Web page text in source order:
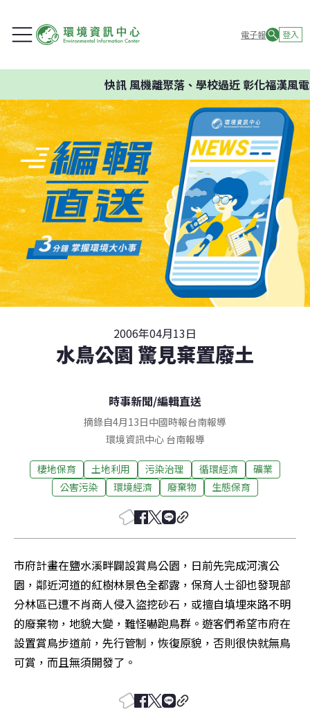
電子報 登入
快訊風機離聚落、學校過近 彰化福漢風電
2006年04月13日
水鳥公園 驚見棄置廢土
時事新聞/編輯直送
摘錄自4月13日中國時報台南報導
環境資訊中心 台南報導
棲地保育 土地利用 污染治理 循環經濟
礦業
公害污染
環境經濟 廢棄物 生態保育
市府計畫在鹽水溪畔闢設賞鳥公園，日前先完成河濱公
園，鄰近河道的紅樹林景色全都露，保育人士卻也發現部
分林區已遭不肖商人侵入盜挖砂石，或擅自填埋來路不明
的廢棄物，地貌大變，難怪嚇跑鳥群。遊客們希望市府在
設置賞鳥步道前，先行管制，恢復原貌，否則很快就無鳥
可賞，而且無須開發了。